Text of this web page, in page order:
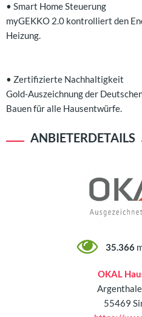
• Smart Home Steuerung
myGEKKO 2.0 kontrolliert den
Heizung.
• Zertifizierte Nachhaltigkeit
Gold-Auszeichnung der
Bauen für alle Hausentwürfe.
ANBIETERDETAILS
35.366
OKAL
55469